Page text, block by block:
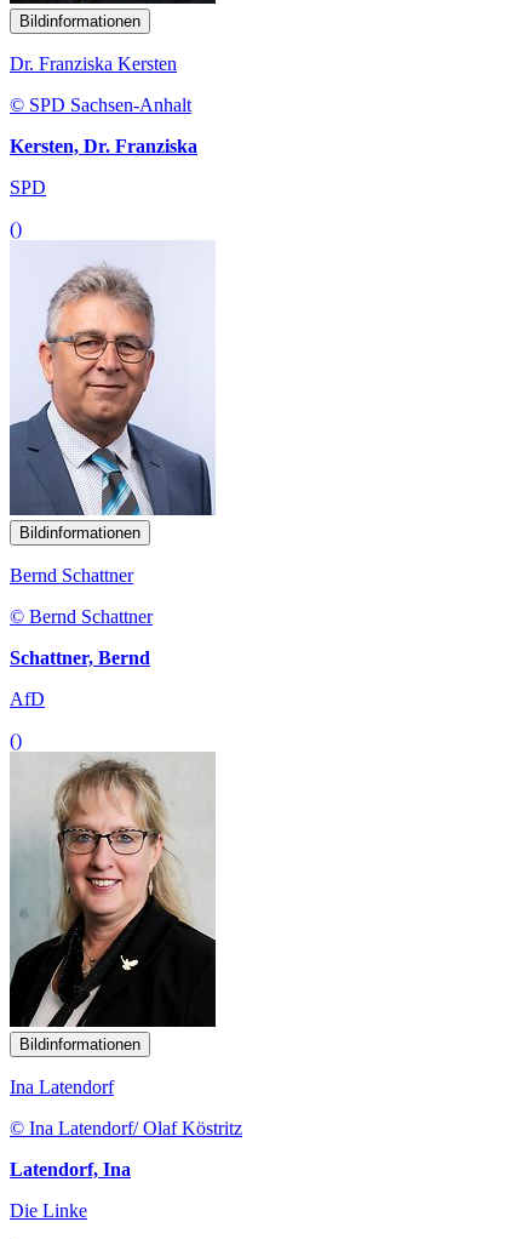
Bildinformationen
Dr. Franziska Kersten
© SPD Sachsen-Anhalt
Kersten, Dr. Franziska
SPD
()
Bildinformationen
Bernd Schattner
© Bernd Schattner
Schattner, Bernd
AfD
()
Bildinformationen
Ina Latendorf
© Ina Latendorf/ Olaf Köstritz
Latendorf, Ina
Die Linke